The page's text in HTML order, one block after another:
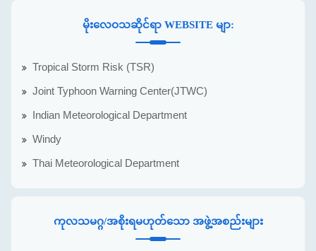
မိုးလေဝသဆိုင်ရာ WEBSITE မျာ:
Tropical Storm Risk (TSR)
Joint Typhoon Warning Center(JTWC)
Indian Meteorological Department
Windy
Thai Meteorological Department
ကုလသမဂ္ဂ/အစိုးရမဟုတ်သော အဖွဲ့အစည်းများ